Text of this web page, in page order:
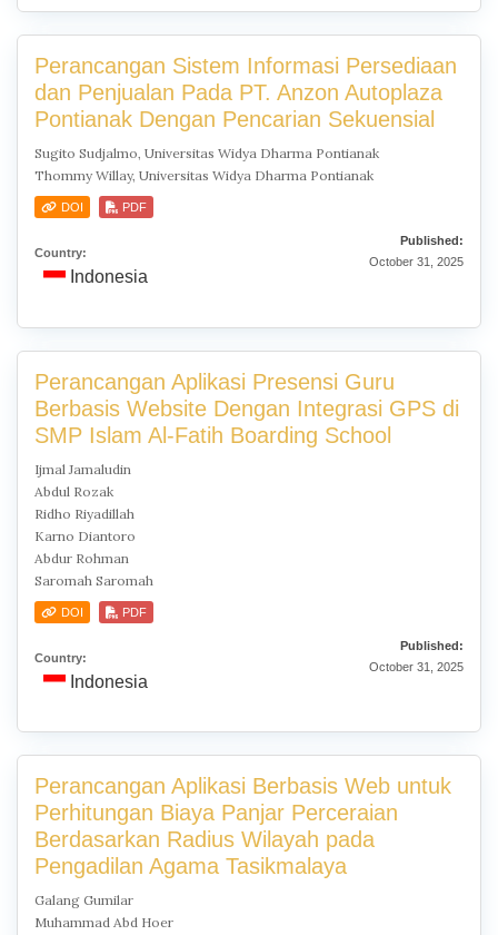
Perancangan Sistem Informasi Persediaan
dan Penjualan Pada PT. Anzon Autoplaza
Pontianak Dengan Pencarian Sekuensial
Sugito Sudjalmo, Universitas Widya Dharma Pontianak
Thommy Willay, Universitas Widya Dharma Pontianak
DOI PDF
Country:
Indonesia
Published:
October 31, 2025
Perancangan Aplikasi Presensi Guru
Berbasis Website Dengan Integrasi GPS di
SMP Islam Al-Fatih Boarding School
Ijmal Jamaludin
Abdul Rozak
Ridho Riyadillah
Karno Diantoro
Abdur Rohman
Saromah Saromah
DOI PDF
Country:
Indonesia
Published:
October 31, 2025
Perancangan Aplikasi Berbasis Web untuk
Perhitungan Biaya Panjar Perceraian
Berdasarkan Radius Wilayah pada
Pengadilan Agama Tasikmalaya
Galang Gumilar
Muhammad Abd Hoer